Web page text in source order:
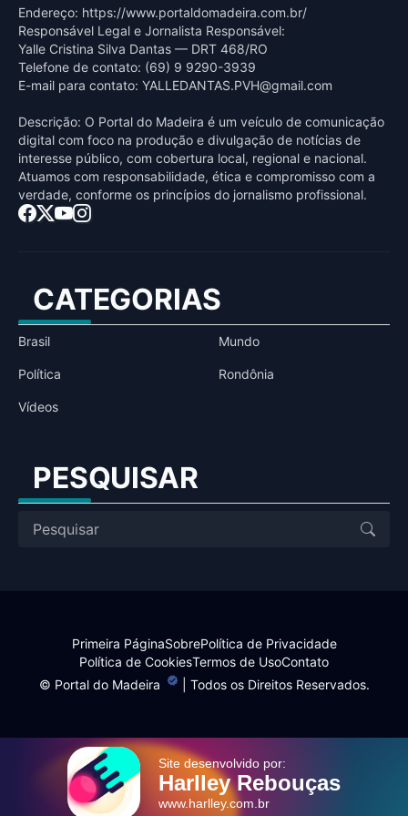
Endereço: https://www.portaldomadeira.com.br/
Responsável Legal e Jornalista Responsável:
Yalle Cristina Silva Dantas — DRT 468/RO
Telefone de contato: (69) 9 9290-3939
E-mail para contato: YALLEDANTAS.PVH@gmail.com
Descrição: O Portal do Madeira é um veículo de comunicação
digital com foco na produção e divulgação de notícias de
interesse público, com cobertura local, regional e nacional.
Atuamos com responsabilidade, ética e compromisso com a
verdade, conforme os princípios do jornalismo profissional.
CATEGORIAS
Brasil Mundo
Política Rondônia
Vídeos
PESQUISAR
© Portal do Madeira | Todos os Direitos Reservados.
Primeira PáginaSobrePolítica de Privacidade
Política de CookiesTermos de UsoContato
Site desenvolvido por:
Harlley Rebouças
www.harlley.com.br